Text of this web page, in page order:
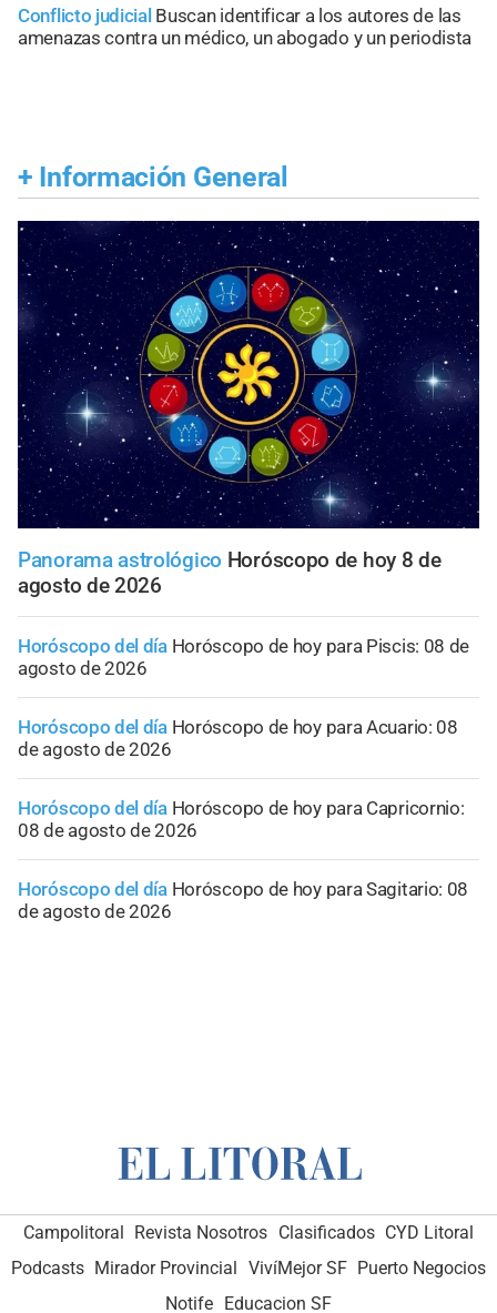
Conflicto judicial Buscan identificar a los autores de las
amenazas contra un médico, un abogado y un periodista
+ Información General
Panorama astrológico Horóscopo de hoy 8 de
agosto de 2026
Horóscopo del día Horóscopo de hoy para Piscis: 08 de
agosto de 2026
Horóscopo del día Horóscopo de hoy para Acuario: 08
de agosto de 2026
Horóscopo del día Horóscopo de hoy para Capricornio:
08 de agosto de 2026
Horóscopo del día Horóscopo de hoy para Sagitario: 08
de agosto de 2026
Campolitoral Revista Nosotros Clasificados CYD Litoral
Podcasts Mirador Provincial VivíMejor SF Puerto Negocios
Notife
Educacion SF